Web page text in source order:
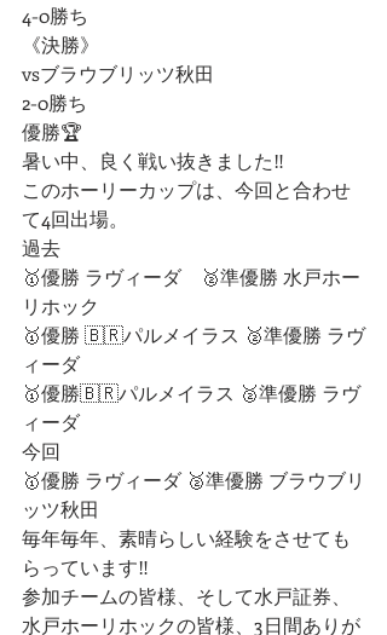
4-0勝ち
《決勝》
vsブラウブリッツ秋田
2-0勝ち
優勝🏆
暑い中、良く戦い抜きました‼️
このホーリーカップは、今回と合わせ
て4回出場。
過去
🥇優勝 ラヴィーダ　🥈準優勝 水戸ホー
リホック
🥇優勝 🇧🇷パルメイラス 🥈準優勝 ラヴ
ィーダ
🥇優勝🇧🇷パルメイラス 🥈準優勝 ラヴ
ィーダ
今回
🥇優勝 ラヴィーダ 🥈準優勝 ブラウブリ
ッツ秋田
毎年毎年、素晴らしい経験をさせても
らっています‼️
参加チームの皆様、そして水戸証券、
水戸ホーリホックの皆様、3日間ありが